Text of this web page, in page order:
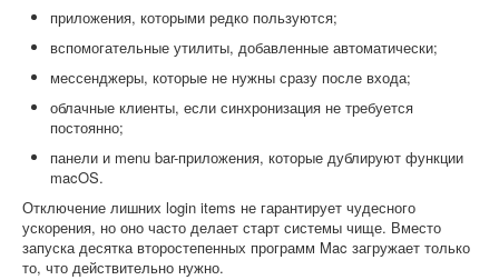
приложения, которыми редко пользуются;
вспомогательные утилиты, добавленные автоматически;
мессенджеры, которые не нужны сразу после входа;
облачные клиенты, если синхронизация не требуется
постоянно;
панели и menu bar-приложения, которые дублируют функции
macOS.
Отключение лишних login items не гарантирует чудесного
ускорения, но оно часто делает старт системы чище. Вместо
запуска десятка второстепенных программ Mac загружает только
то, что действительно нужно.